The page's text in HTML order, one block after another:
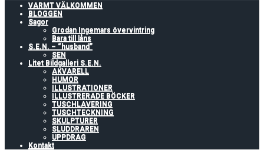
VARMT VÄLKOMMEN
BLOGGEN
Sagor
Grodan Ingemars övervintring
Bara till låns
S.E.N. – “husband”
SEN
Litet Bildgalleri S.E.N.
AKVARELL
HUMOR
ILLUSTRATIONER
ILLUSTRERADE BÖCKER
TUSCHLAVERING
TUSCHTECKNING
SKULPTURER
SLUDDRAREN
UPPDRAG
Kontakt